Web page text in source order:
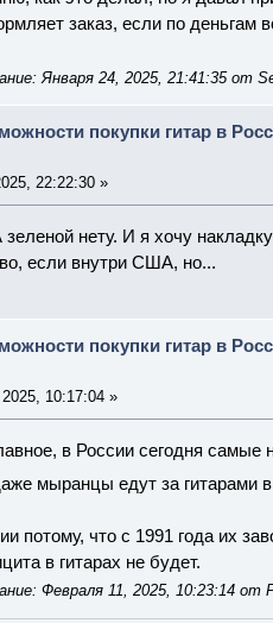
заказ, если по деньгам
Января 24, 2025, 21:41:35 от
покупки гитар в
22:22:30 »
нету. И я хочу
если внутри США, но...
покупки гитар в
10:17:04 »
в России сегодня
мыранцы едут за гитарами
потому, что с 1991 года их
в гитарах не будет.
Февраля 11, 2025, 10:23:14 от